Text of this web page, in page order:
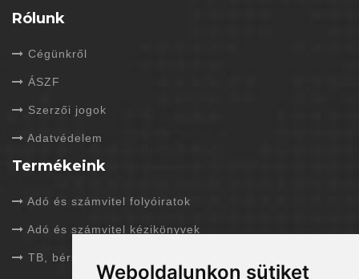
Weboldalunkon sütiket
Rólunk
Cégünkről
ÁSZF
Szerzői jogok
Adatvédelem
Termékeink
Adó és számvitel folyóiratok
Adó és számvitel kézikönyvek
TB, bérszámfejtés folyóiratok